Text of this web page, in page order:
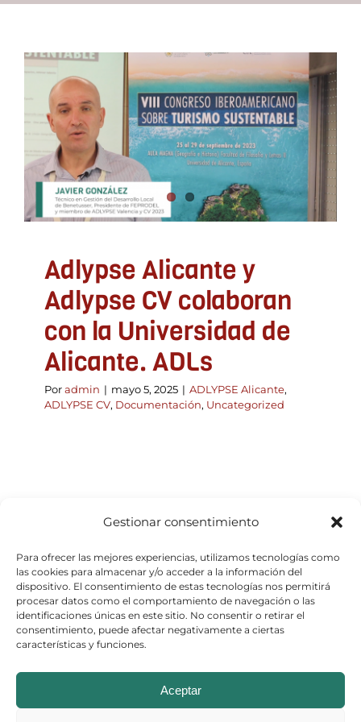
Gestionar consentimiento
Para ofrecer las mejores experiencias, utilizamos tecnologías como
las cookies para almacenar y/o acceder a la información del
dispositivo. El consentimiento de estas tecnologías nos permitirá
procesar datos como el comportamiento de navegación o las
identificaciones únicas en este sitio. No consentir o retirar el
consentimiento, puede afectar negativamente a ciertas
características y funciones.
Aceptar
Contacto
Asóciate
Adlypse Alicante y
Adlypse CV colaboran con
la Universidad de
Alicante. ADLs
ADLYPSE Alicante ADLYPSE CV
Documentación
Uncategorized
Adlypse Alicante y
Adlypse CV colaboran
con la Universidad de
Alicante. ADLs
Poradmin | mayo 5, 2025 | ADLYPSE Alicante,
ADLYPSE CV, Documentación, Uncategorized
© Copyright 2026
Política de Cookies